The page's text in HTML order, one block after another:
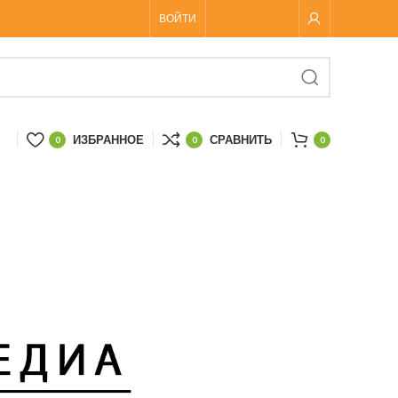
ВОЙТИ
0 ИЗБРАННОЕ 0 СРАВНИТЬ 0